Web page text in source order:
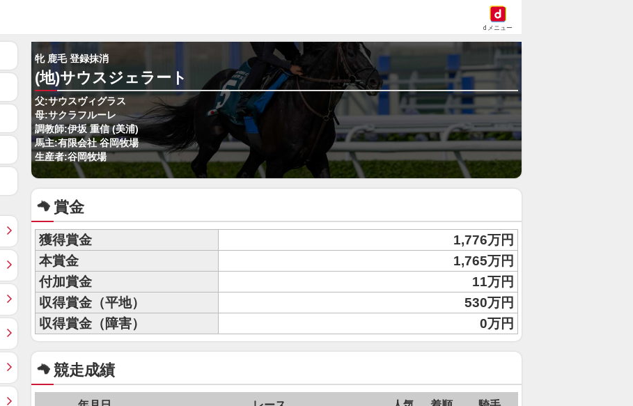
dメニュー
牝 鹿毛 登録抹消
(地)サウスジェラート
父:サウスヴィグラス
母:サクラフルーレ
調教師:伊坂 重信 (美浦)
馬主:有限会社 谷岡牧場
生産者:谷岡牧場
賞金
獲得賞金
1,776万円
本賞金
1,765万円
付加賞金
11万円
収得賞金（平地）
530万円
収得賞金（障害）
0万円
競走成績